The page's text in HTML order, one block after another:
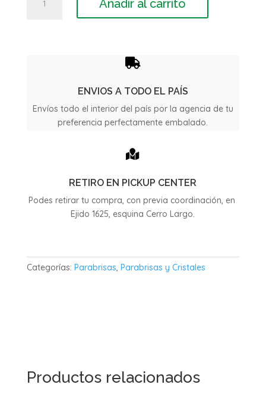
Laminado
Añadir al carrito

ENVIOS A TODO EL PAÍS
Envíos todo el interior del país por la agencia de tu
preferencia perfectamente embalado.

RETIRO EN PICKUP CENTER
Podes retirar tu compra, con previa coordinación, en
Ejido 1625, esquina Cerro Largo.
Categorías: Parabrisas, Parabrisas y Cristales
Productos relacionados